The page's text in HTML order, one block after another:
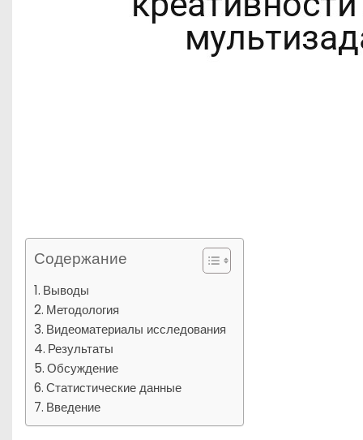
Содержание
Выводы
Методология
Видеоматериалы исследования
Результаты
Обсуждение
Статистические данные
Введение